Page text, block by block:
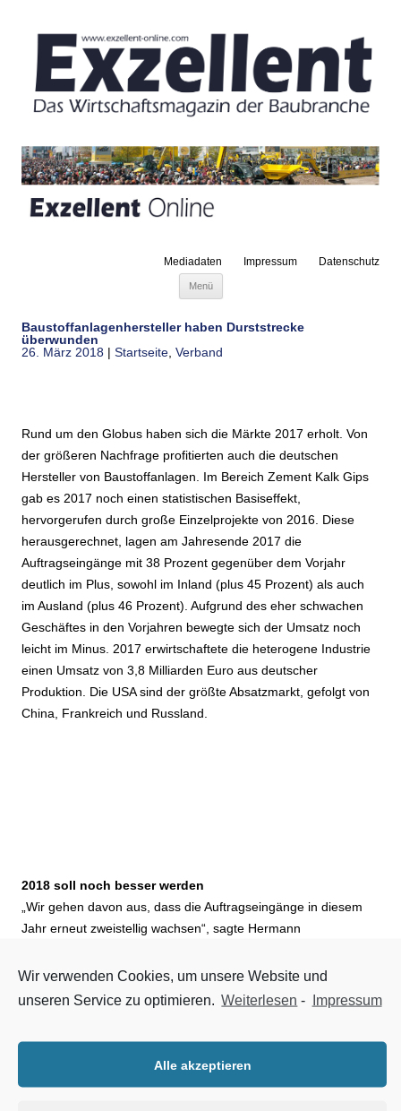
Mediadaten Impressum Datenschutz
Menü
Baustoffanlagenhersteller haben Durststrecke
überwunden
26. März 2018 | Startseite Verband
Rund um den Globus haben sich die Märkte 2017 erholt. Von
der größeren Nachfrage profitierten auch die deutschen
Hersteller von Baustoffanlagen. Im Bereich Zement Kalk Gips
gab es 2017 noch einen statistischen Basiseffekt,
hervorgerufen durch große Einzelprojekte von 2016. Diese
herausgerechnet, lagen am Jahresende 2017 die
Auftragseingänge mit 38 Prozent gegenüber dem Vorjahr
deutlich im Plus, sowohl im Inland (plus 45 Prozent) als auch
im Ausland (plus 46 Prozent). Aufgrund des eher schwachen
Geschäftes in den Vorjahren bewegte sich der Umsatz noch
leicht im Minus. 2017 erwirtschaftete die heterogene Industrie
einen Umsatz von 3,8 Milliarden Euro aus deutscher
Produktion. Die USA sind der größte Absatzmarkt, gefolgt von
China, Frankreich und Russland.
2018 soll noch besser werden
„Wir gehen davon aus, dass die Auftragseingänge in diesem
Jahr erneut zweistellig wachsen“, sagte Hermann
Baustoffanlagen auf dem Baustoffanlagentag kürzlich in
Frankfurt. Vor allem die Nachfrage aus den Schwellenländern
Wir verwenden Cookies, um unsere Website und
unseren Service zu optimieren. Weiterlesen - Impressum
Alle akzeptieren